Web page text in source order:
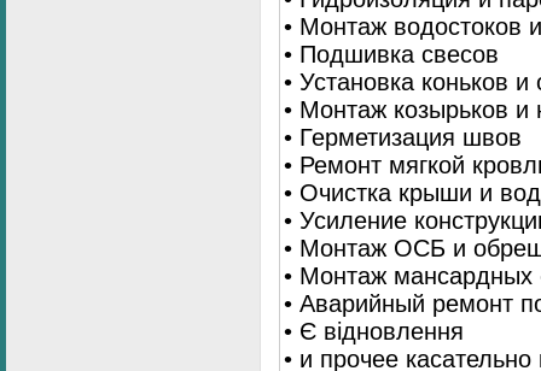
• Монтаж водостоков
• Подшивка свесов
• Установка коньков и
• Монтаж козырьков и
• Герметизация швов
• Ремонт мягкой
• Очистка крыши и
• Усиление
• Монтаж ОСБ и
• Монтаж мансардных
• Аварийный ремонт
• Є відновлення
• и прочее